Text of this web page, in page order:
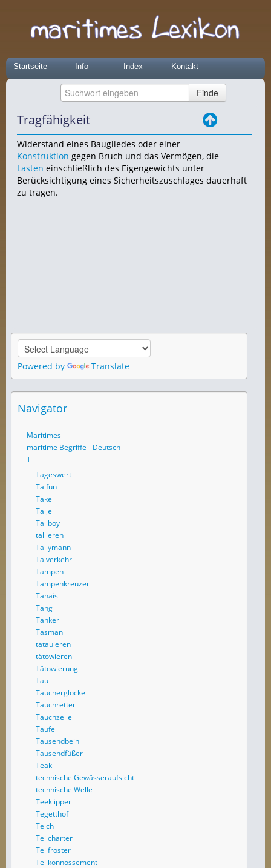
Startseite Info Index Kontakt
Tragfähigkeit
Widerstand eines Baugliedes oder einer
Konstruktion gegen Bruch und das Vermögen, die
Lasten einschließlich des Eigengewichts unter
Berücksichtigung eines Sicherheitszuschlages dauerhaft
zu tragen.
Powered by Translate
Navigator
Maritimes
maritime Begriffe - Deutsch
T
Tageswert
Taifun
Takel
Talje
Tallboy
tallieren
Tallymann
Talverkehr
Tampen
Tampenkreuzer
Tanais
Tang
Tanker
Tasman
tatauieren
tätowieren
Tätowierung
Tau
Taucherglocke
Tauchretter
Tauchzelle
Taufe
Tausendbein
Tausendfüßer
Teak
technische Gewässeraufsicht
technische Welle
Teeklipper
Tegetthof
Teich
Teilcharter
Teilfroster
Teilkonnossement